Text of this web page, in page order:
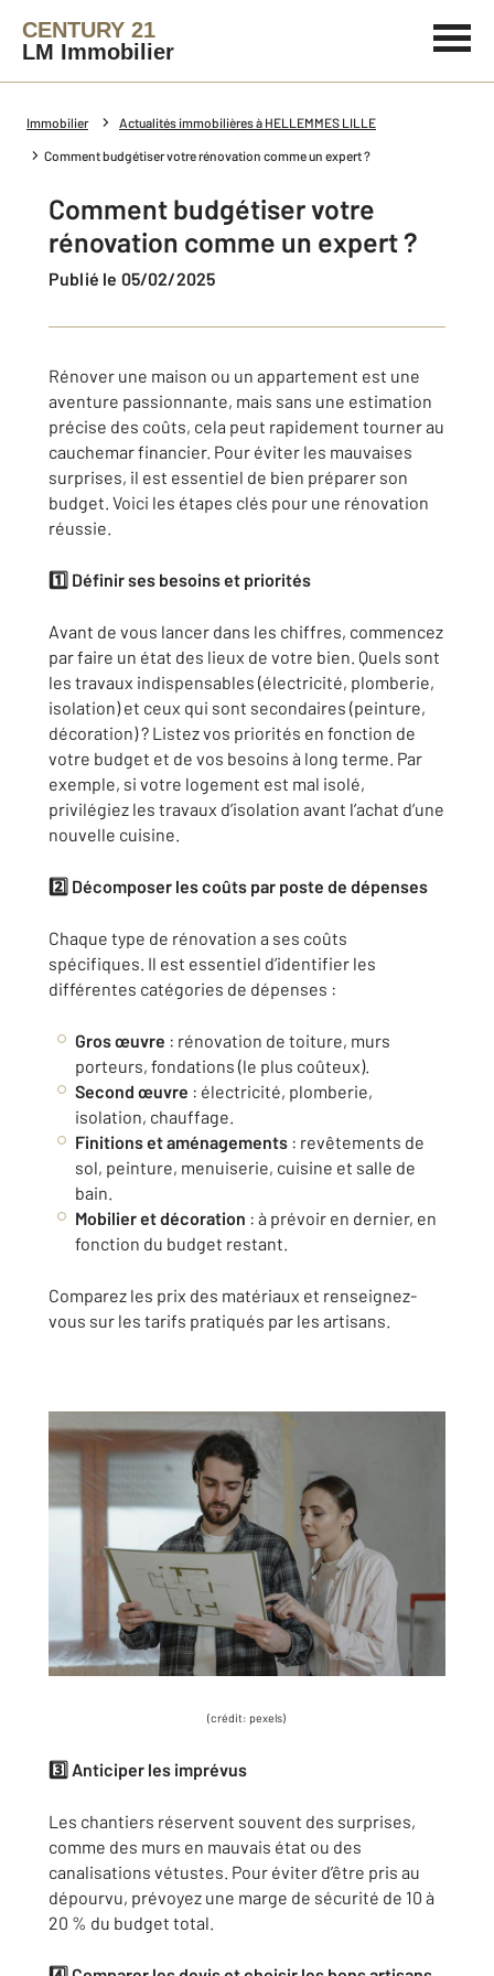
CENTURY 21
LM Immobilier
Immobilier Actualités immobilières à HELLEMMES LILLE
Comment budgétiser votre rénovation comme un expert ?
Comment budgétiser votre
rénovation comme un expert ?
Publié le 05/02/2025
Rénover une maison ou un appartement est une
aventure passionnante, mais sans une estimation
précise des coûts, cela peut rapidement tourner au
cauchemar financier. Pour éviter les mauvaises
surprises, il est essentiel de bien préparer son
budget. Voici les étapes clés pour une rénovation
réussie.
1️ ⃣ Définir ses besoins et priorités
Avant de vous lancer dans les chiffres, commencez
par faire un état des lieux de votre bien. Quels sont
les travaux indispensables (électricité, plomberie,
isolation) et ceux qui sont secondaires (peinture,
décoration) ? Listez vos priorités en fonction de
votre budget et de vos besoins à long terme. Par
exemple, si votre logement est mal isolé,
privilégiez les travaux d’isolation avant l’achat d’une
nouvelle cuisine.
2️ ⃣ Décomposer les coûts par poste de dépenses
Chaque type de rénovation a ses coûts
spécifiques. Il est essentiel d’identifier les
différentes catégories de dépenses :
Gros œuvre : rénovation de toiture, murs
porteurs, fondations (le plus coûteux).
Second œuvre : électricité, plomberie,
isolation, chauffage.
Finitions et aménagements : revêtements de
sol, peinture, menuiserie, cuisine et salle de
bain.
Mobilier et décoration : à prévoir en dernier, en
fonction du budget restant.
Comparez les prix des matériaux et renseignez-
vous sur les tarifs pratiqués par les artisans.
(crédit: pexels)
3️ ⃣ Anticiper les imprévus
Les chantiers réservent souvent des surprises,
comme des murs en mauvais état ou des
canalisations vétustes. Pour éviter d’être pris au
dépourvu, prévoyez une marge de sécurité de 10 à
20 % du budget total.